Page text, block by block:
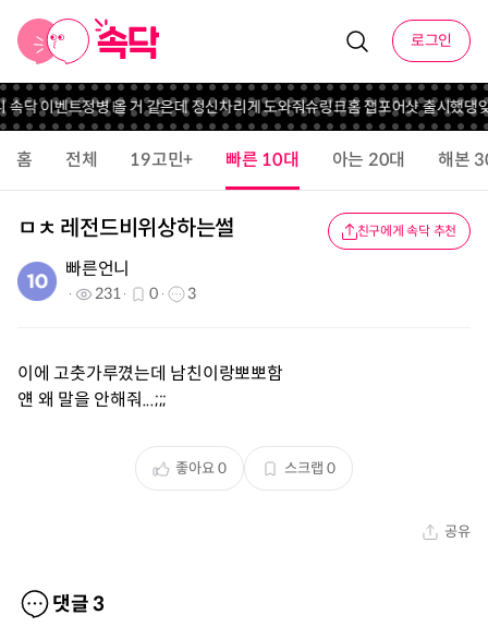
로그인
속닥 이벤트정병 올 거 같은데 정신차리게 도와줘슈링크홈 잽포어샷 출시했댕
홈 전체 19고민+ 빠른 10대 아는 20대 해본
ㅁㅊ 레전드비위상하는썰 친구에게 속닥 추천
빠른언니
231 0 3
이에 고춧가루꼈는데 남친이랑뽀뽀함
얜 왜 말을 안해줘...;;;
좋아요0 스크랩 0
공유
댓글3